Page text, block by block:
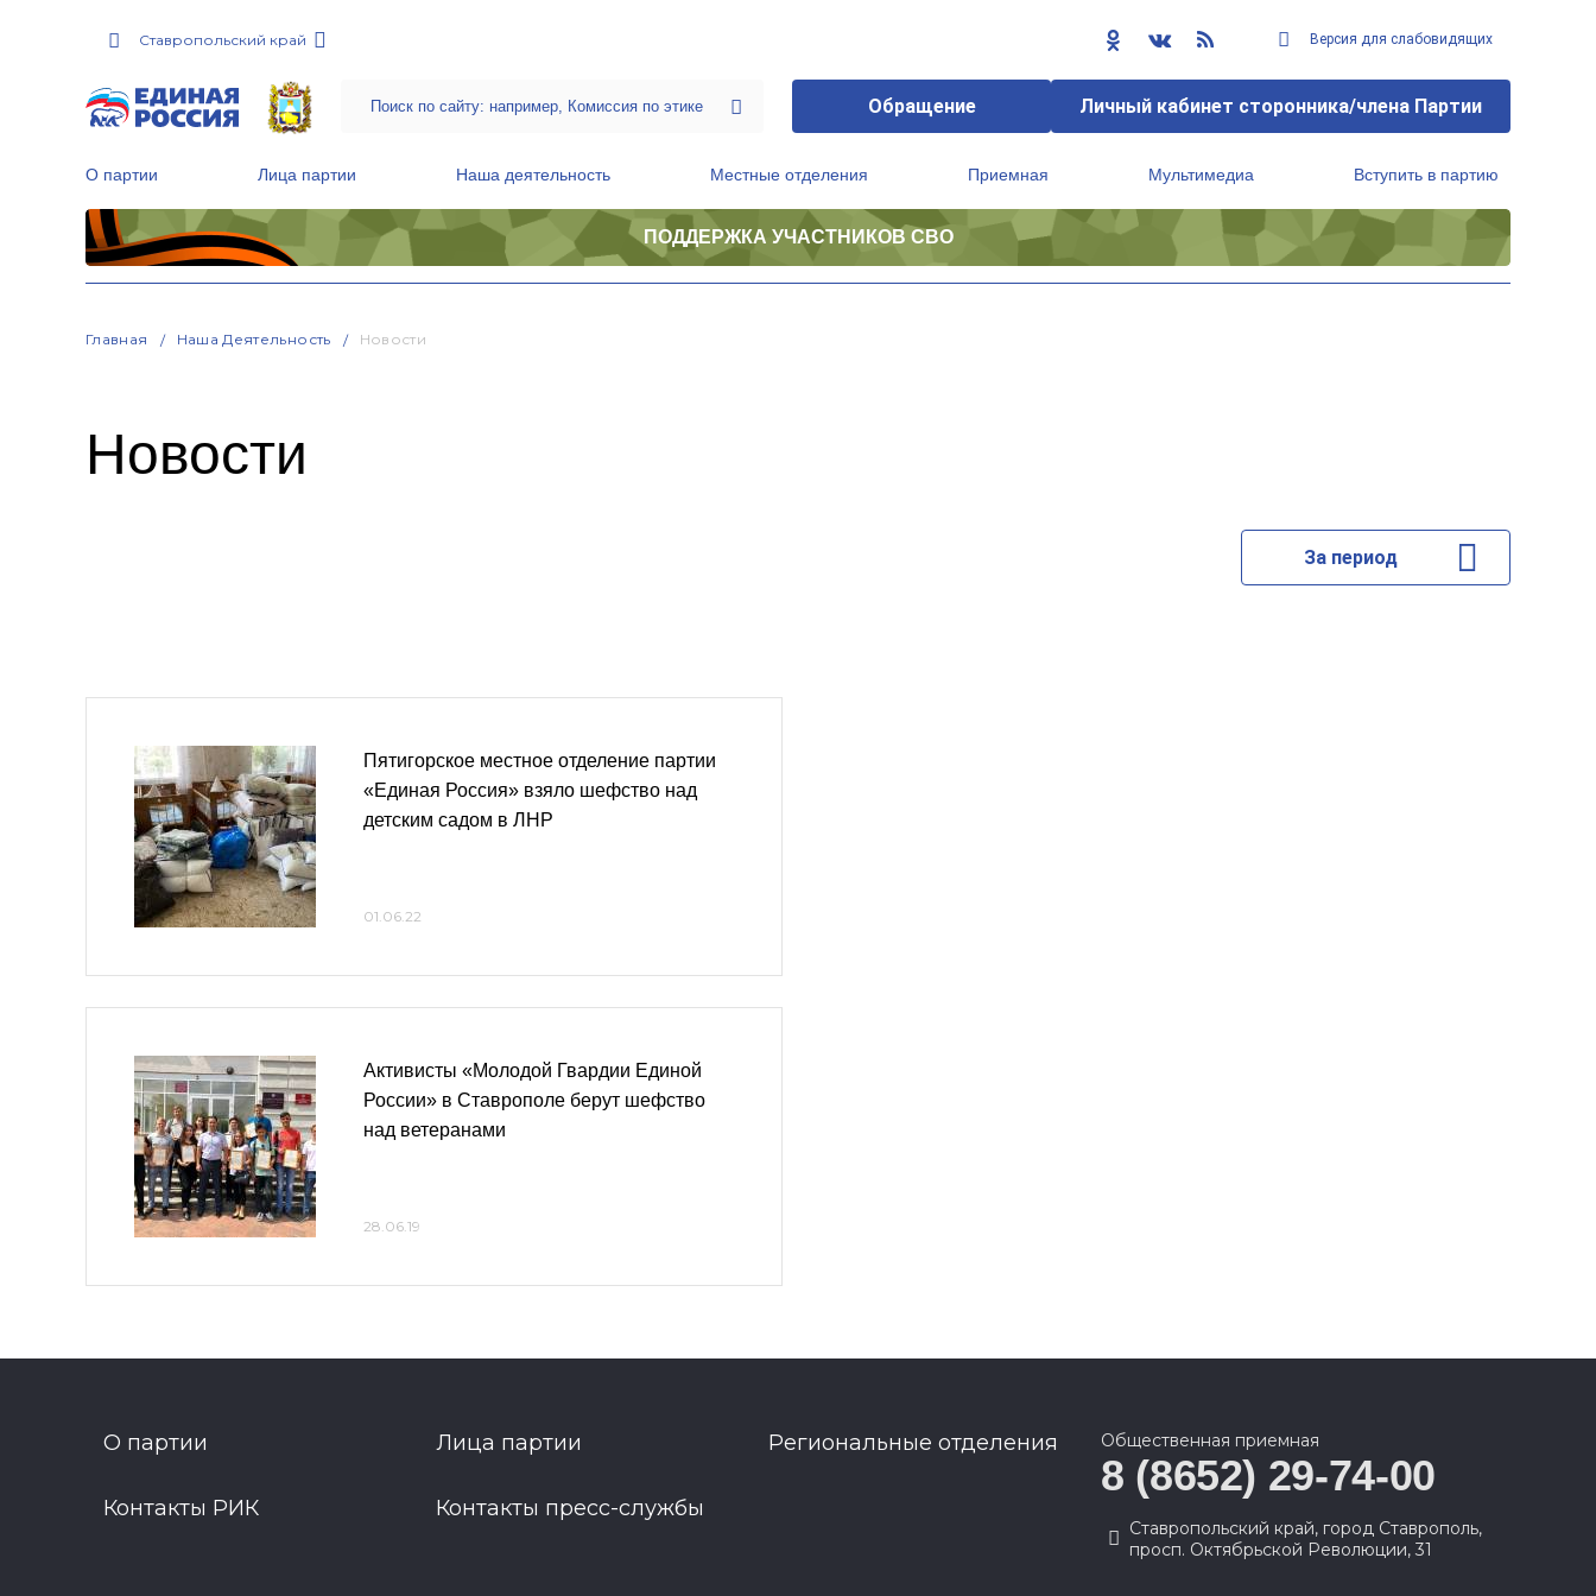
Ставропольский край Версия для слабовидящих
Обращение Личный кабинет сторонника/члена Партии
О партии Лица партии Наша деятельность Местные отделения Приемная Мультимедиа Вступить в партию
ПОДДЕРЖКА УЧАСТНИКОВ СВО
Главная Наша Деятельность Новости
Новости
За период
Пятигорское местное отделение партии
«Единая Россия» взяло шефство над
детским садом в ЛНР
01.06.22
Активисты «Молодой Гвардии Единой
России» в Ставрополе берут шефство
над ветеранами
28.06.19
О партии Лица партии Региональные отделения
Контакты РИК Контакты пресс-службы
Общественная приемная
8 (8652) 29-74-00
Ставропольский край, город Ставрополь,
просп. Октябрьской Революции, 31